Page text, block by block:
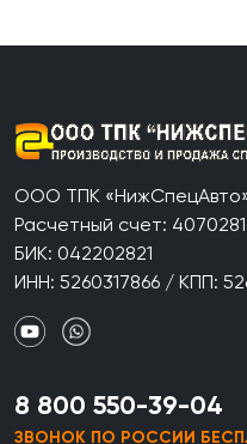
ООО ТПК
Расчетный счет:
БИК: 042202821
ИНН: 5260317866 / КПП:
8 800 550-39-04
ЗВОНОК ПО РОССИИ